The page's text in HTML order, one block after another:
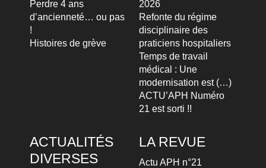
Perdre 4 ans
d’ancienneté… ou pas
!
Histoires de grève
2026
Refonte du régime
disciplinaire des
praticiens hospitaliers
Temps de travail
médical : Une
modernisation est (…)
ACTU’APH Numéro
21 est sorti !!
ACTUALITÉS
DIVERSES
LA REVUE
Actu APH n°21